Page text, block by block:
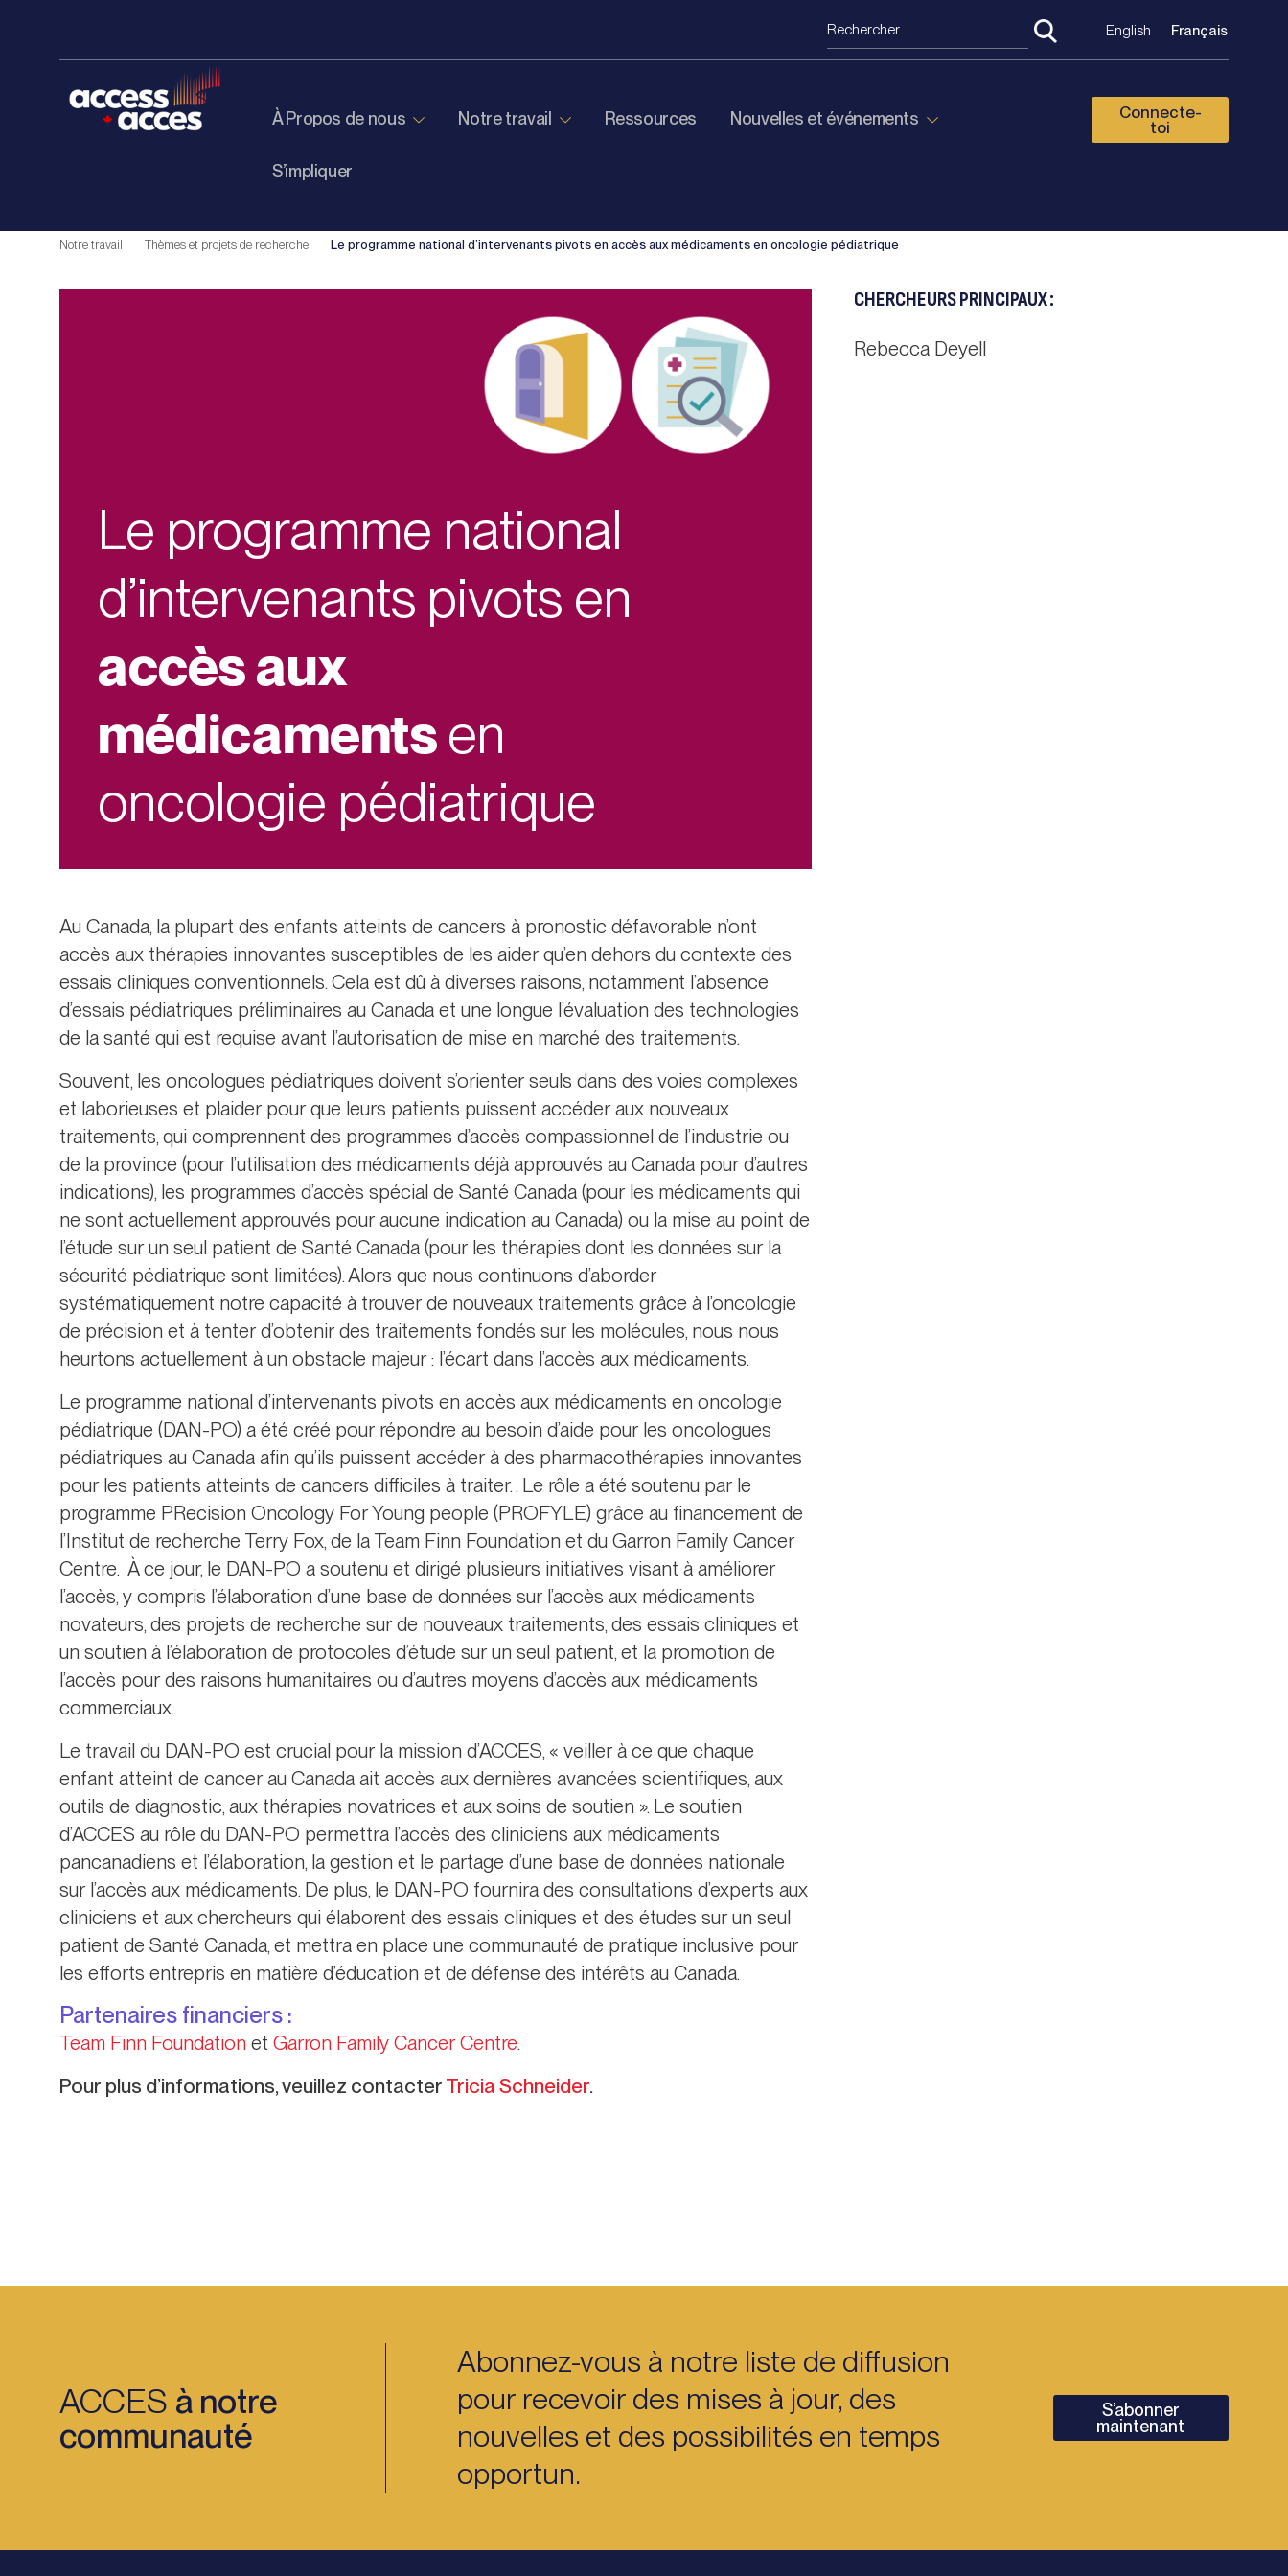
English Français
À Propos de nous Notre travail Ressources Nouvelles et événements
S’impliquer
Connecte-
toi
Notre travail Thèmes et projets de recherche Le programme national d’intervenants pivots en accès aux médicaments en oncologie pédiatrique
Le programme national
d’intervenants pivots en
accès aux
médicamentsen
oncologie pédiatrique
Au Canada, la plupart des enfants atteints de cancers à pronostic défavorable n’ont
accès aux thérapies innovantes susceptibles de les aider qu’en dehors du contexte des
essais cliniques conventionnels. Cela est dû à diverses raisons, notamment l’absence
d’essais pédiatriques préliminaires au Canada et une longue l’évaluation des technologies
de la santé qui est requise avant l’autorisation de mise en marché des traitements.
Souvent, les oncologues pédiatriques doivent s’orienter seuls dans des voies complexes
et laborieuses et plaider pour que leurs patients puissent accéder aux nouveaux
traitements, qui comprennent des programmes d’accès compassionnel de l’industrie ou
de la province (pour l’utilisation des médicaments déjà approuvés au Canada pour d’autres
indications), les programmes d’accès spécial de Santé Canada (pour les médicaments qui
ne sont actuellement approuvés pour aucune indication au Canada) ou la mise au point de
l’étude sur un seul patient de Santé Canada (pour les thérapies dont les données sur la
sécurité pédiatrique sont limitées). Alors que nous continuons d’aborder
systématiquement notre capacité à trouver de nouveaux traitements grâce à l’oncologie
de précision et à tenter d’obtenir des traitements fondés sur les molécules, nous nous
heurtons actuellement à un obstacle majeur : l’écart dans l’accès aux médicaments.
Le programme national d’intervenants pivots en accès aux médicaments en oncologie
pédiatrique (DAN-PO) a été créé pour répondre au besoin d’aide pour les oncologues
pédiatriques au Canada afin qu’ils puissent accéder à des pharmacothérapies innovantes
pour les patients atteints de cancers difficiles à traiter. . Le rôle a été soutenu par le
programme PRecision Oncology For Young people (PROFYLE) grâce au financement de
l’Institut de recherche Terry Fox, de la Team Finn Foundation et du Garron Family Cancer
Centre. À ce jour, le DAN-PO a soutenu et dirigé plusieurs initiatives visant à améliorer
l’accès, y compris l’élaboration d’une base de données sur l’accès aux médicaments
novateurs, des projets de recherche sur de nouveaux traitements, des essais cliniques et
un soutien à l’élaboration de protocoles d’étude sur un seul patient, et la promotion de
l’accès pour des raisons humanitaires ou d’autres moyens d’accès aux médicaments
commerciaux.
Le travail du DAN-PO est crucial pour la mission d’ACCES, « veiller à ce que chaque
enfant atteint de cancer au Canada ait accès aux dernières avancées scientifiques, aux
outils de diagnostic, aux thérapies novatrices et aux soins de soutien ». Le soutien
d’ACCES au rôle du DAN-PO permettra l’accès des cliniciens aux médicaments
pancanadiens et l’élaboration, la gestion et le partage d’une base de données nationale
sur l’accès aux médicaments. De plus, le DAN-PO fournira des consultations d’experts aux
cliniciens et aux chercheurs qui élaborent des essais cliniques et des études sur un seul
patient de Santé Canada, et mettra en place une communauté de pratique inclusive pour
les efforts entrepris en matière d’éducation et de défense des intérêts au Canada.
Partenaires financiers :
Team Finn Foundation et Garron Family Cancer Centre.
Pour plus d’informations, veuillez contacter Tricia Schneider.
CHERCHEURS PRINCIPAUX :
Rebecca Deyell
ACCES à notre
communauté
Abonnez-vous à notre liste de diffusion
pour recevoir des mises à jour, des
nouvelles et des possibilités en temps
opportun.
S’abonner
maintenant